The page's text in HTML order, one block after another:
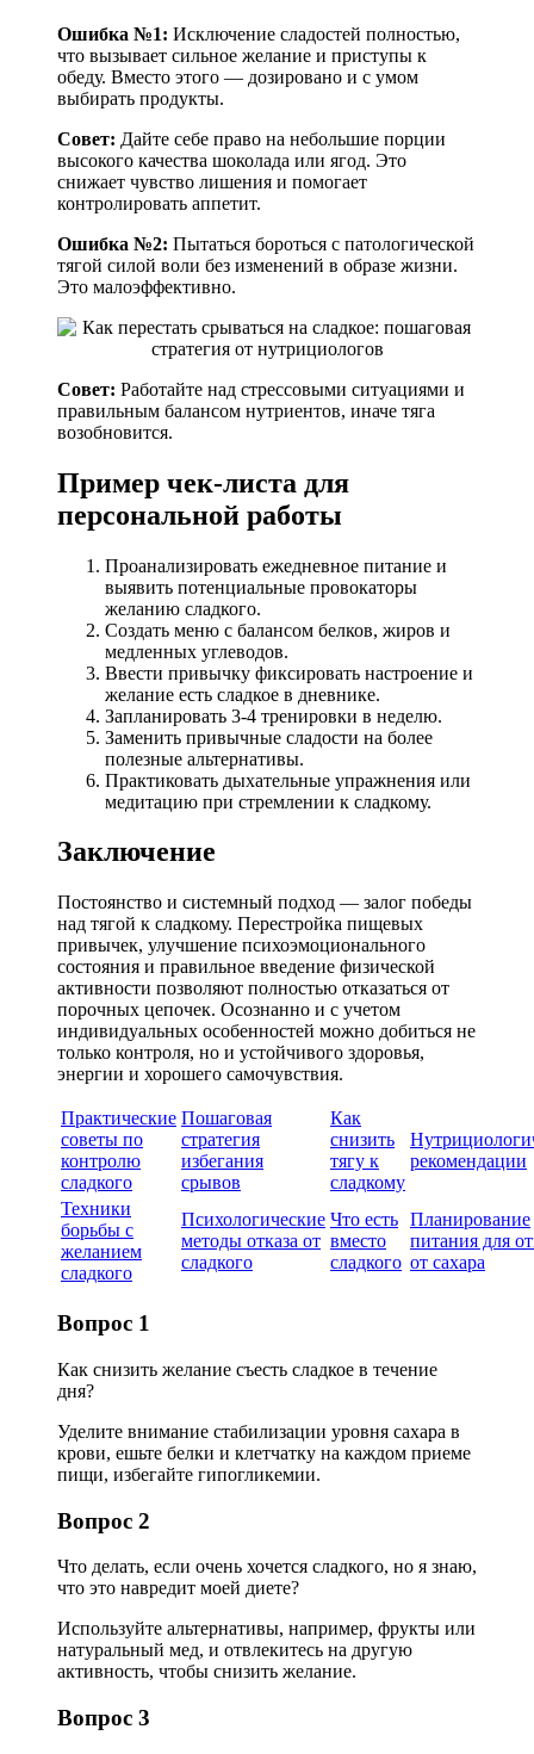
Ошибка №1: Исключение сладостей полностью,
что вызывает сильное желание и приступы к
обеду. Вместо этого — дозировано и с умом
выбирать продукты.
Совет: Дайте себе право на небольшие порции
высокого качества шоколада или ягод. Это
снижает чувство лишения и помогает
контролировать аппетит.
Ошибка №2: Пытаться бороться с патологической
тягой силой воли без изменений в образе жизни.
Это малоэффективно.
Совет: Работайте над стрессовыми ситуациями и
правильным балансом нутриентов, иначе тяга
возобновится.
Пример чек-листа для
персональной работы
Проанализировать ежедневное питание и
выявить потенциальные провокаторы
желанию сладкого.
Создать меню с балансом белков, жиров и
медленных углеводов.
Ввести привычку фиксировать настроение и
желание есть сладкое в дневнике.
Запланировать 3-4 тренировки в неделю.
Заменить привычные сладости на более
полезные альтернативы.
Практиковать дыхательные упражнения или
медитацию при стремлении к сладкому.
Заключение
Постоянство и системный подход — залог победы
над тягой к сладкому. Перестройка пищевых
привычек, улучшение психоэмоционального
состояния и правильное введение физической
активности позволяют полностью отказаться от
порочных цепочек. Осознанно и с учетом
индивидуальных особенностей можно добиться не
только контроля, но и устойчивого здоровья,
энергии и хорошего самочувствия.
Практические
советы по
контролю
сладкого
Пошаговая
стратегия
избегания
срывов
Как
снизить
тягу к
сладкому
рекомендации
Техники
борьбы с
желанием
сладкого
Психологические
методы отказа от
сладкого
Что есть
вместо
сладкого
Планирование
питания для
от сахара
Вопрос 1
Как снизить желание съесть сладкое в течение
дня?
Уделите внимание стабилизации уровня сахара в
крови, ешьте белки и клетчатку на каждом приеме
пищи, избегайте гипогликемии.
Вопрос 2
Что делать, если очень хочется сладкого, но я знаю,
что это навредит моей диете?
Используйте альтернативы, например, фрукты или
натуральный мед, и отвлекитесь на другую
активность, чтобы снизить желание.
Вопрос 3